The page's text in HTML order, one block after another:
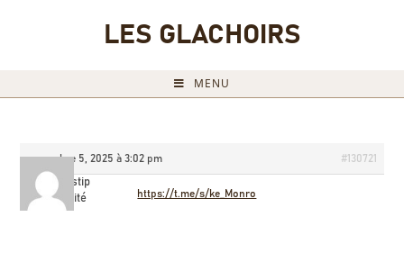
LES GLACHOIRS
MENU
novembre 5, 2025 à 3:02 pm #130721
Jamestip
Invité
https://t.me/s/ke_Monro